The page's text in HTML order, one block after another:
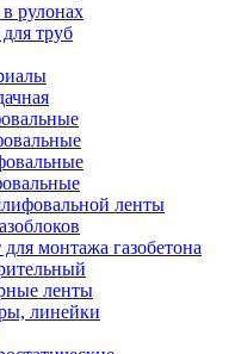
рулонах
труб
ленты
монтажа газобетона
ленты
линейки